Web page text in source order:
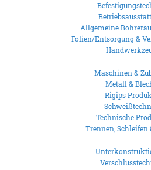
Allgemeine
Folien/Entsorgung &
Maschinen &
Metall &
Rigips
Technische
Trennen, Schleifen